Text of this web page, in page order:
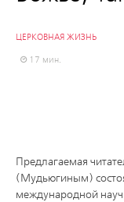
ЦЕРКОВНАЯ ЖИЗНЬ
17 мин.
Предлагаемая
(Мудьюгиным)
международной